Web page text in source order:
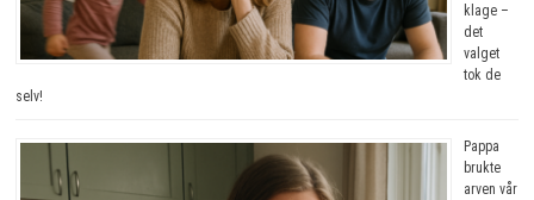
klage –
det
valget
tok de
selv!
Pappa
brukte
arven vår